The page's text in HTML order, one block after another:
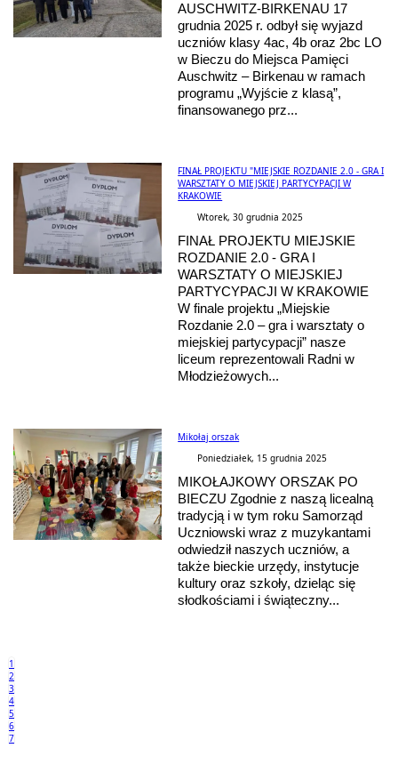
AUSCHWITZ-BIRKENAU 17
grudnia 2025 r. odbył się wyjazd
uczniów klasy 4ac, 4b oraz 2bc LO
w Bieczu do Miejsca Pamięci
Auschwitz – Birkenau w ramach
programu „Wyjście z klasą”,
finansowanego prz...
FINAŁ PROJEKTU "MIEJSKIE ROZDANIE 2.0 - GRA I
WARSZTATY O MIEJSKIEJ PARTYCYPACJI W
KRAKOWIE
Wtorek, 30 grudnia 2025
FINAŁ PROJEKTU MIEJSKIE
ROZDANIE 2.0 - GRA I
WARSZTATY O MIEJSKIEJ
PARTYCYPACJI W KRAKOWIE
W finale projektu „Miejskie
Rozdanie 2.0 – gra i warsztaty o
miejskiej partycypacji” nasze
liceum reprezentowali Radni w
Młodzieżowych...
Mikołaj orszak
Poniedziałek, 15 grudnia 2025
MIKOŁAJKOWY ORSZAK PO
BIECZU Zgodnie z naszą licealną
tradycją i w tym roku Samorząd
Uczniowski wraz z muzykantami
odwiedził naszych uczniów, a
także bieckie urzędy, instytucje
kultury oraz szkoły, dzieląc się
słodkościami i świąteczny...
1
2
3
4
5
6
7